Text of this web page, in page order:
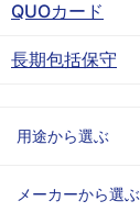
QUOカード
長期包括保守
用途から選ぶ
メーカーから選ぶ